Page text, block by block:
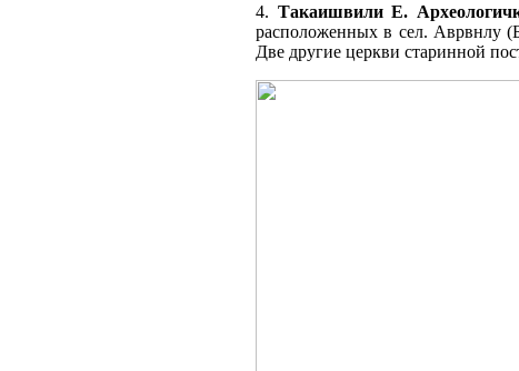
4. Такаишвили Е.
расположенных в сел. Аврвнлу
Две другие церкви старинной